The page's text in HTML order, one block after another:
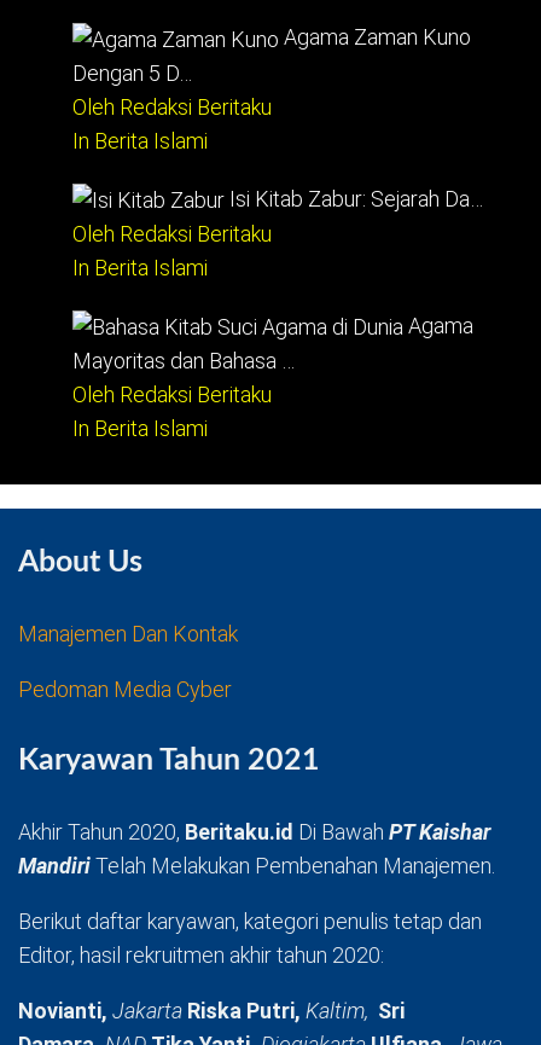
Agama Zaman Kuno
Dengan 5 D…
Oleh Redaksi Beritaku
In Berita Islami
Isi Kitab Zabur: Sejarah Da…
Oleh Redaksi Beritaku
In Berita Islami
Agama
Mayoritas dan Bahasa …
Oleh Redaksi Beritaku
In Berita Islami
About Us
Manajemen Dan Kontak
Pedoman Media Cyber
Karyawan Tahun 2021
Akhir Tahun 2020, Beritaku.id Di Bawah PT Kaishar
MandiriTelah Melakukan Pembenahan Manajemen.
Berikut daftar karyawan, kategori penulis tetap dan
Editor, hasil rekruitmen akhir tahun 2020:
Novianti, Jakarta Riska Putri, Kaltim, Sri